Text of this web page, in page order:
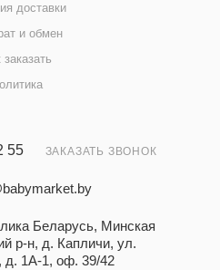
доставки
и обмен
заказать
55 ЗАКАЗАТЬ ЗВОНОК
Беларусь, Минская
р-н, д. Капличи, ул.
д. 1А-1, оф. 39/42